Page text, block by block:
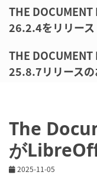
THE
26.2.4をリリース
THE
25.8.7リリースの
The
が
2025-11-05